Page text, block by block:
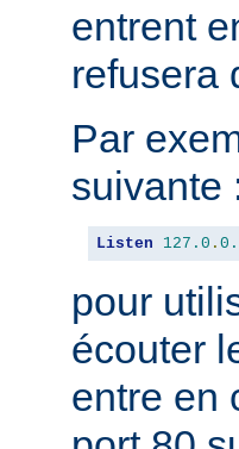
entrent
refusera
Par
suivante
Listen 127.0 .
pour
écouter
entre en